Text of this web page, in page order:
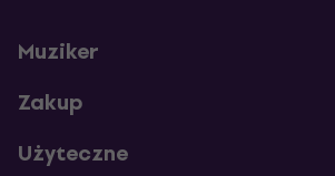
Muziker
Zakup
Użyteczne